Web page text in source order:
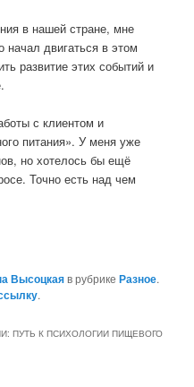
в нашей стране, мне
начал двигаться в этом
развитие этих событий и
с клиентом и
питания». У меня уже
но хотелось бы ещё
Точно есть над чем
Высоцкаяв рубрикеРазное.
.
ПУТЬ К ПСИХОЛОГИИ ПИЩЕВОГО